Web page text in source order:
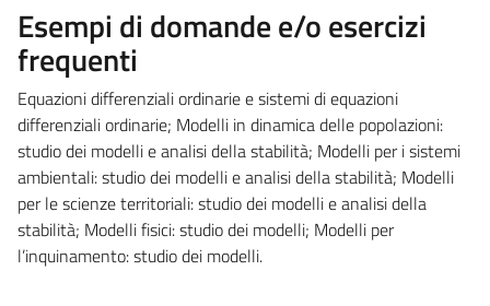
Esempi di domande e/o esercizi
frequenti
Equazioni differenziali ordinarie e sistemi di equazioni
differenziali ordinarie; Modelli in dinamica delle popolazioni:
studio dei modelli e analisi della stabilità; Modelli per i sistemi
ambientali: studio dei modelli e analisi della stabilità; Modelli
per le scienze territoriali: studio dei modelli e analisi della
stabilità; Modelli fisici: studio dei modelli; Modelli per
l’inquinamento: studio dei modelli.